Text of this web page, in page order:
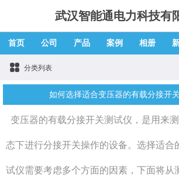
武汉智能通电力科技有
首页 公司 产品 案例 相册
分类列表
如何选择适合变压器的有载分接开
变压器的有载分接开关测试仪，是用来
态下进行分接开关操作的设备。选择适合
试仪需要考虑多个方面的因素，下面将从